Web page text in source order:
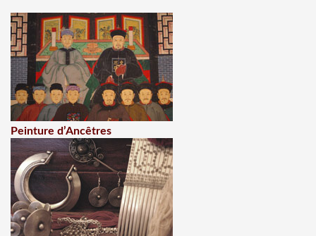
Peinture d’Ancêtres